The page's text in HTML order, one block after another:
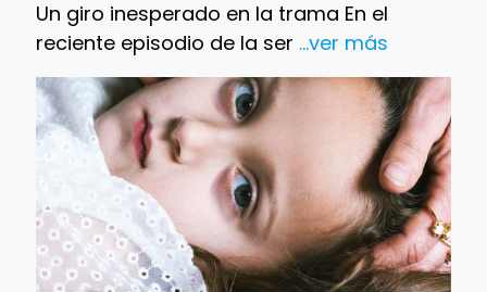
Un giro inesperado en la trama En el
reciente episodio de la ser ...ver más